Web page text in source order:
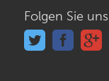
Folgen Sie uns